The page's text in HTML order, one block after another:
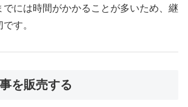
でには時間がかかることが多いため、継
す。
を販売する